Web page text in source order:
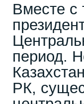
Вместе с
период.
РК,